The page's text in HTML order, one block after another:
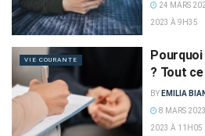
24 MARS
2023 À 9H35
VIE COURANTE
? Tout
BY EMILIA
8 MARS
2023 À 11H05